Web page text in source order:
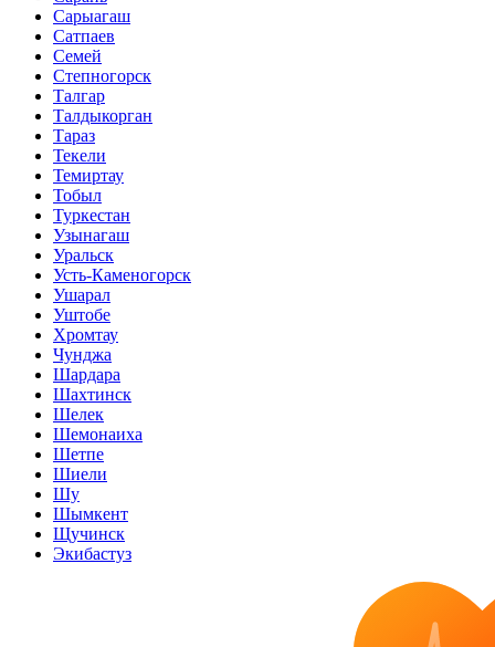
Сарыагаш
Сатпаев
Семей
Степногорск
Талгар
Талдыкорган
Тараз
Текели
Темиртау
Тобыл
Туркестан
Узынагаш
Уральск
Усть-Каменогорск
Ушарал
Уштобе
Хромтау
Чунджа
Шардара
Шахтинск
Шелек
Шемонаиха
Шетпе
Шиели
Шу
Шымкент
Щучинск
Экибастуз